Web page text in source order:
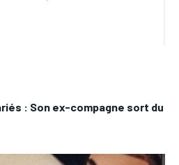
: Son ex-compagne sort du